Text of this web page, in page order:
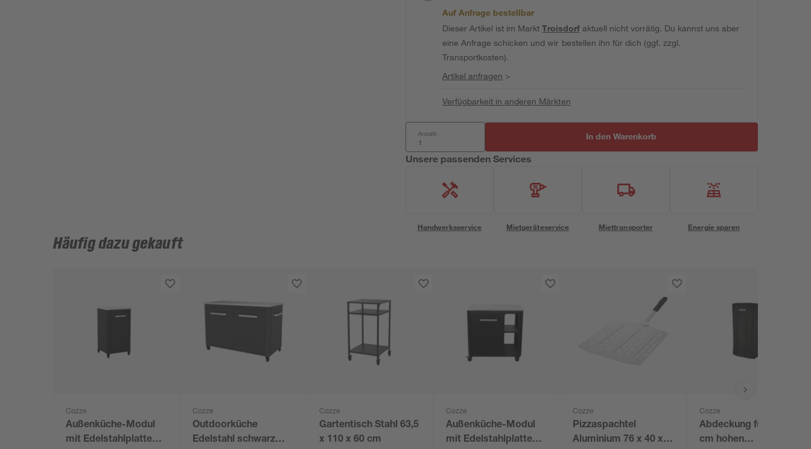
Auf Anfrage bestellbar
Dieser Artikel ist im MarktTroisdorfaktuell nicht vorrätig. Du kannst uns aber
eine Anfrage schicken und wir bestellen ihn für dich (ggf. zzgl.
Transportkosten).
Artikel anfragen >
Verfügbarkeit in anderen Märkten
Anzahl: In den Warenkorb
Unsere passenden Services
Handwerksservice Mietgeräteservice Miettransporter Energie sparen
Häufig dazu gekauft
Cozze
Außenküche-Modul
mit Edelstahlplatte
Cozze
Outdoorküche
Edelstahl schwarz
Cozze
Gartentisch Stahl 63,5
x 110 x 60 cm
Cozze
Außenküche-Modul
mit Edelstahlplatte
Cozze
Pizzaspachtel
Aluminium 76 x 40 x
Cozze
Abdeckung für 110
cm hohen